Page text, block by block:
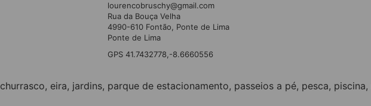
lourencobruschy@gmail.com
Rua da Bouça Velha
4990-610 Fontão, Ponte de Lima
Ponte de Lima
GPS 41.7432778,-8.6660556
churrasco, eira, jardins, parque de estacionamento, passeios a pé, pesca, piscina,